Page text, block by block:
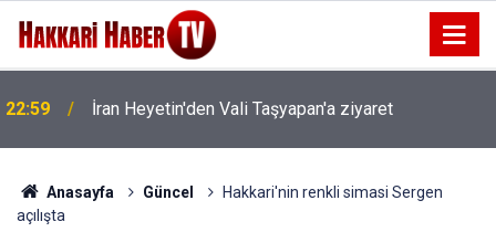
22:59 İran Heyetin'den Vali Taşyapan'a ziyaret
Anasayfa Güncel
Hakkari'nin renkli simasi Sergen
açılışta